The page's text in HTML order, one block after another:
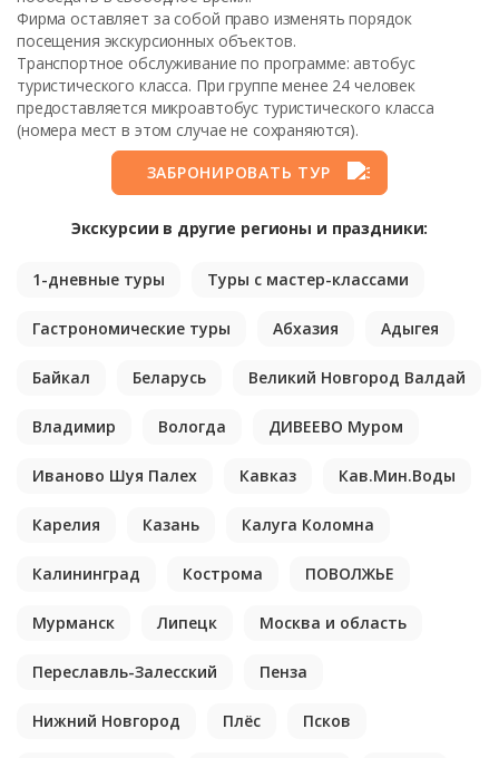
Фирма оставляет за собой право изменять порядок
посещения экскурсионных объектов.
Транспортное обслуживание по программе: автобус
туристического класса. При группе менее 24 человек
предоставляется микроавтобус туристического класса
(номера мест в этом случае не сохраняются).
ЗАБРОНИРОВАТЬ ТУР
Экскурсии в другие регионы и праздники:
1-дневные туры Туры с мастер-классами
Гастрономические туры Абхазия Адыгея
Байкал Беларусь Великий Новгород Валдай
Владимир Вологда ДИВЕЕВО Муром
Иваново Шуя Палех Кавказ Кав.Мин.Воды
Карелия Казань Калуга Коломна
Калининград Кострома ПОВОЛЖЬЕ
Мурманск Липецк Москва и область
Переславль-Залесский Пенза
Нижний Новгород Плёс Псков